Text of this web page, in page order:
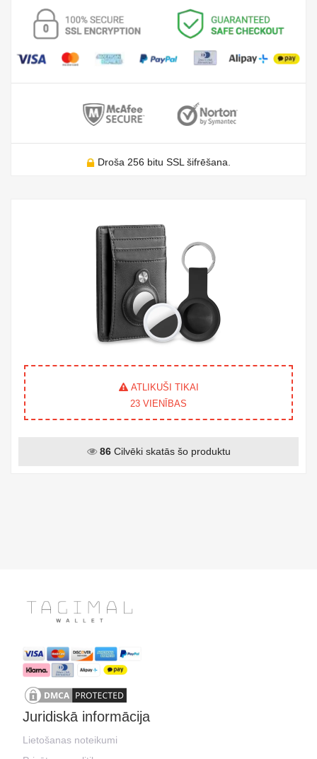
Droša 256 bitu SSL šifrēšana.
ATLIKUŠI TIKAI
23 VIENĪBAS
86Cilvēki skatās šo produktu
Juridiskā informācija
Lietošanas noteikumi